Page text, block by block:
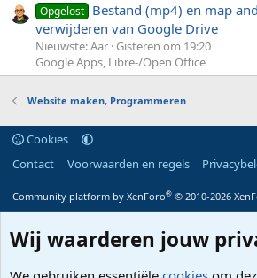
Opgelost Bestand (mp4) en map
verwijderen van Google Drive
Nieuwste: Aar Gisteren om 19:20
Google Apps, Libre-/Open Office
Website maken, Programmeren
Cookies
Contact
Voorwaarden en regels
Community platform by XenForo® © 2010-2026
Wij waarderen jouw